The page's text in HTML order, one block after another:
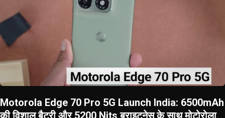
Motorola Edge 70 Pro 5G Launch India: 6500mAh
की विशाल बैटरी और 5200 Nits ब्राइटनेस के साथ मोटोरोला